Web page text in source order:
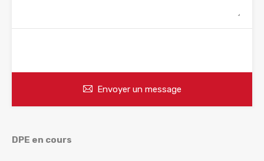
Envoyer un message
DPE en cours